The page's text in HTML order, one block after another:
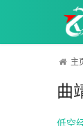
主
曲
低空